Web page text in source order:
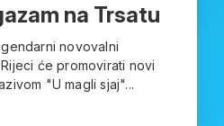
na Trsatu
novovalni
će promovirati novi
"U magli sjaj"...